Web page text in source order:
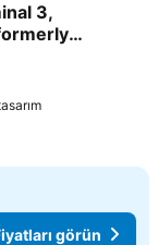
ekle
3,
görün